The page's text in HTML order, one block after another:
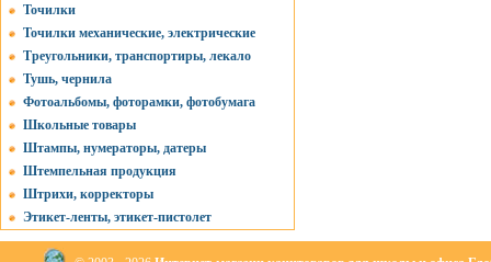
Точилки
Точилки механические, электрические
Треугольники, транспортиры, лекало
Тушь, чернила
Фотоальбомы, фоторамки, фотобумага
Школьные товары
Штампы, нумераторы, датеры
Штемпельная продукция
Штрихи, корректоры
Этикет-ленты, этикет-пистолет